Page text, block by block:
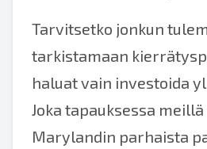
Tarvitsetko jonkun
tarkistamaan
haluat vain investoida
Joka tapauksessa
Marylandin parhaista